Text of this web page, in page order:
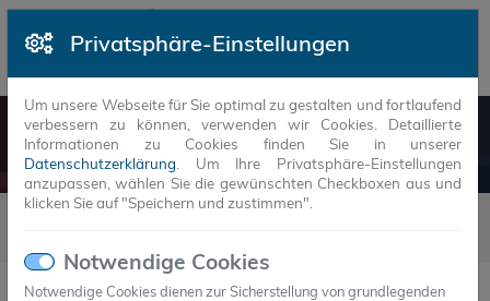
Privatsphäre-Einstellungen
Um unsere Webseite für Sie optimal zu gestalten und fortlaufend
verbessern zu können, verwenden wir Cookies. Detaillierte
Informationen zu Cookies finden Sie in unserer
Datenschutzerklärung . Um Ihre Privatsphäre-Einstellungen
anzupassen, wählen Sie die gewünschten Checkboxen aus und
klicken Sie auf "Speichern und zustimmen".
Notwendige Cookies
Notwendige Cookies dienen zur Sicherstellung von grundlegenden
NEUIGKEITEN